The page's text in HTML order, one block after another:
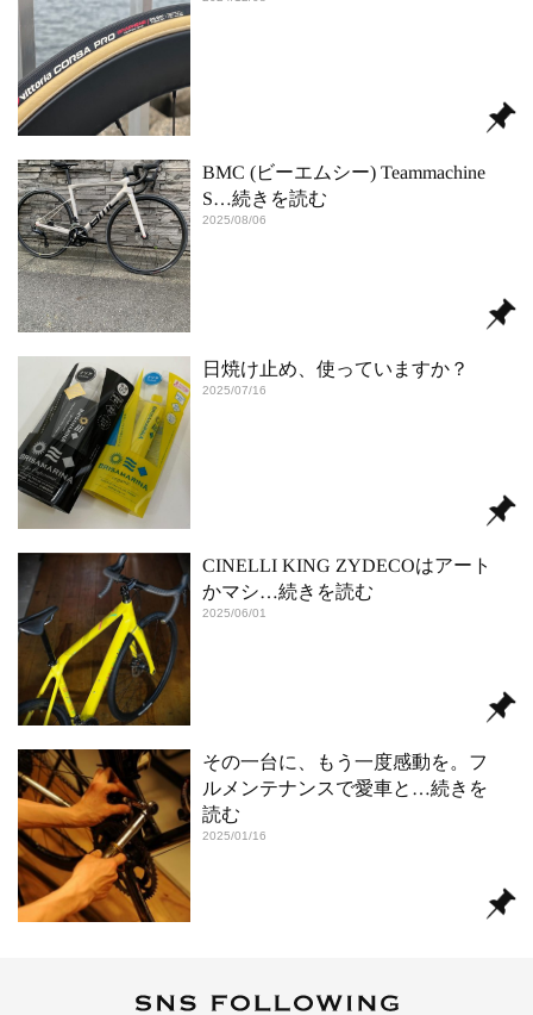
BMC (ビーエムシー) Teammachine
S…続きを読む
2025/08/06
日焼け止め、使っていますか？
2025/07/16
CINELLI KING ZYDECOはアート
かマシ…続きを読む
2025/06/01
その一台に、もう一度感動を。フ
ルメンテナンスで愛車と …続きを
読む
2025/01/16